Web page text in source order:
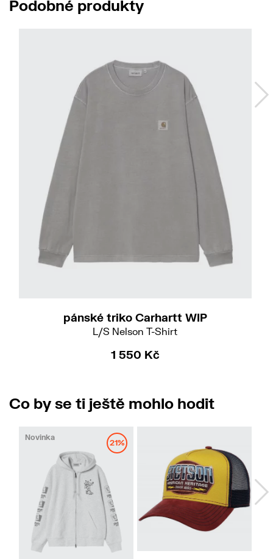
Podobné produkty
pánské triko Carhartt WIP
L/S Nelson T-Shirt
1 550 Kč
Co by se ti ještě mohlo hodit
21%
Novinka